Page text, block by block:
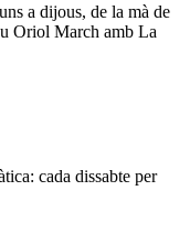
a dijous, de la mà de
Oriol March amb La
cada dissabte per